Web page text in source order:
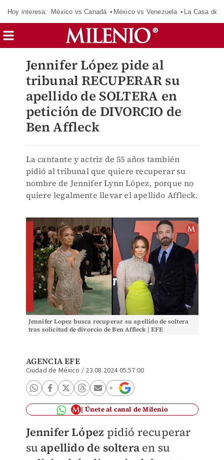
Hoy interesa: México vs Canadá México vs Venezuela La Casa de
Jennifer López pide al
tribunal RECUPERAR su
apellido de SOLTERA en
petición de DIVORCIO de
Ben Affleck
La cantante y actriz de 55 años también
pidió al tribunal que quiere recuperar su
nombre de Jennifer Lynn López, porque no
quiere legalmente llevar el apellido Affleck.
Jennifer Lopez busca recuperar su apellido de soltera
tras solicitud de divorcio de Ben Affleck | EFE
AGENCIA EFE
Ciudad de México / 23.08.2024 05:57:00
Únete al canal de Milenio
Jennifer López pidió recuperar
su apellido de solteraen su